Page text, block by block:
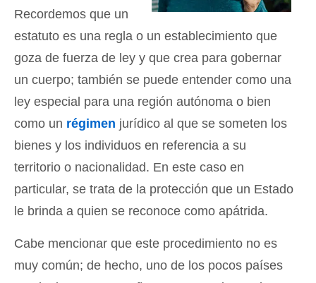
Recordemos que un
estatuto es una regla o un establecimiento que
goza de fuerza de ley y que crea para gobernar
un cuerpo; también se puede entender como una
ley especial para una región autónoma o bien
como un régimen jurídico al que se someten los
bienes y los individuos en referencia a su
territorio o nacionalidad. En este caso en
particular, se trata de la protección que un Estado
le brinda a quien se reconoce como apátrida.
Cabe mencionar que este procedimiento no es
muy común; de hecho, uno de los pocos países